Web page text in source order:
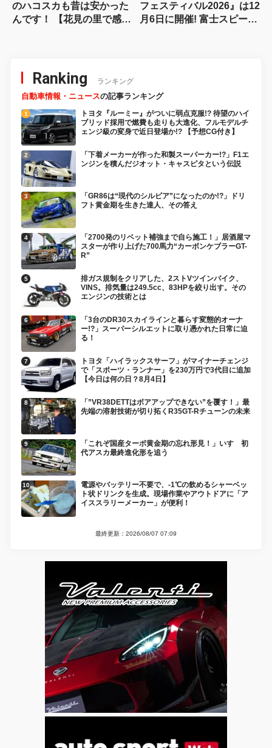
のハコスカも昔は安かった
んです！ 【花見の里で感謝
フェスティバル2026』は12
月6日に開催! 富士スピード
Ranking ランキング
自動車情報・ニュースの記事ランキング
トヨタ『ルーミー』がついに弱点克服!? 待望のハイ
ブリッド採用で燃費も走りも大進化、フルモデルチ
ェンジ級の変身で近日登場か!? 【予想CG付き】
「下着メーカーが作った和製スーパーカー!?」F1エ
ンジンを積んだジオット・キャスピタという伝説
「GR86は“現代のシルビア”になったのか!?」ドリ
フト黄金期を生きた達人、その答え
「2700発のリベット補強まで自ら施工！」居酒屋マ
スターが作り上げた700馬力“カーボンケブラーGT-
R”
排ガス規制をクリアした、2ストVツインバイク、
VINS。排気量は249.5cc、83HPを絞り出す。その
エンジンの技術とは
「3台のDR30スカイラインと暮らす変態的オーナ
ー!?」スーパーシルエットに取り憑かれた日常に迫
る！
トヨタ「ハイラックスサーフ」がマイナーチェンジ
で「スポーツ・ランナー」を230万円で3代目に追加
【今日は何の日？8月4日】
「”VR38DETTはボアアップできない”を覆す！」最
先端の溶射技術が切り拓くR35GT-Rチューンの未来
「これぞ国産ターボ黄金期の忘れ形見！」いすゞ初
代アスカ最終進化形を追う
電源やバッテリー不要で、-1℃の飲めるシャーベッ
ト状ドリンクを生成。現場作業やアウトドアに「ア
イススラリーメーカー」が便利！
最終更新：2026/08/07 07:09